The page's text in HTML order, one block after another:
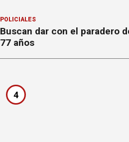
POLICIALES
Buscan dar con el paradero
77 años
4